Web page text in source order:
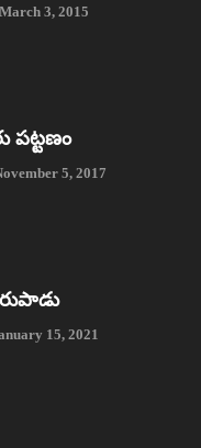
3, 2015
పట్టణం
5, 2017
15, 2021